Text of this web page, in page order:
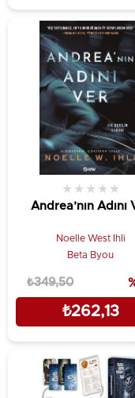
Andrea’nın Adını
★ ★ ★ ★ ★
Noelle West Ihli
Beta Byou
₺262,13
₺349,50